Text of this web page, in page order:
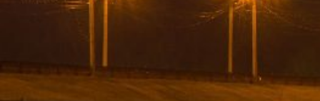
Фото чебоксар
Каталог фотографий ЧебоксарЛучшие фотографии